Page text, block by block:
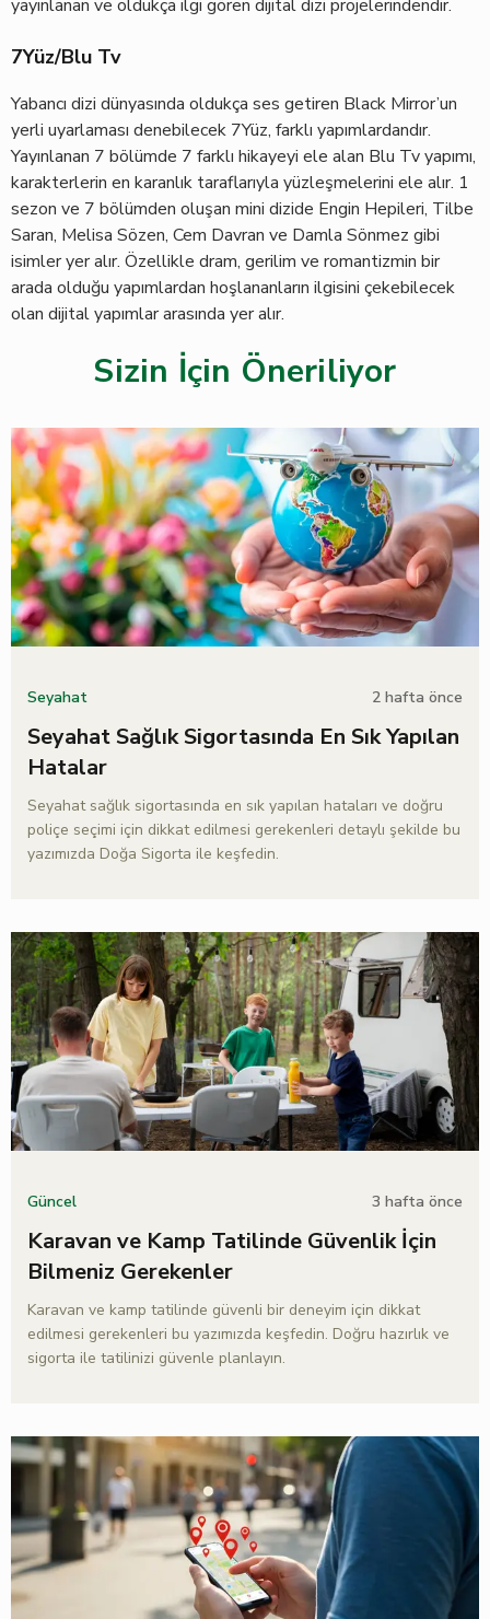
yayınlanan ve oldukça ilgi gören dijital dizi projelerindendir.
7Yüz/Blu Tv
Yabancı dizi dünyasında oldukça ses getiren Black Mirror’un
yerli uyarlaması denebilecek 7Yüz, farklı yapımlardandır.
Yayınlanan 7 bölümde 7 farklı hikayeyi ele alan Blu Tv yapımı,
karakterlerin en karanlık taraflarıyla yüzleşmelerini ele alır. 1
sezon ve 7 bölümden oluşan mini dizide Engin Hepileri, Tilbe
Saran, Melisa Sözen, Cem Davran ve Damla Sönmez gibi
isimler yer alır. Özellikle dram, gerilim ve romantizmin bir
arada olduğu yapımlardan hoşlananların ilgisini çekebilecek
olan dijital yapımlar arasında yer alır.
Sizin İçin Öneriliyor
Seyahat 2 hafta önce
Seyahat Sağlık Sigortasında En Sık Yapılan
Hatalar
Seyahat sağlık sigortasında en sık yapılan hataları ve doğru
poliçe seçimi için dikkat edilmesi gerekenleri detaylı şekilde bu
yazımızda Doğa Sigorta ile keşfedin.
Güncel 3 hafta önce
Karavan ve Kamp Tatilinde Güvenlik İçin
Bilmeniz Gerekenler
Karavan ve kamp tatilinde güvenli bir deneyim için dikkat
edilmesi gerekenleri bu yazımızda keşfedin. Doğru hazırlık ve
sigorta ile tatilinizi güvenle planlayın.